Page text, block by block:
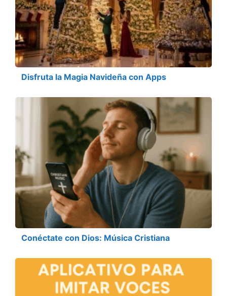
Disfruta la Magia Navideña con Apps
Conéctate con Dios: Música Cristiana